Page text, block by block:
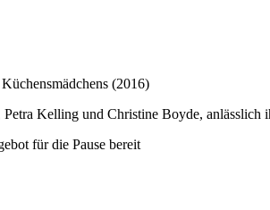
(2016)
Kelling und Christine Boyde, anlässlich
für die Pause bereit